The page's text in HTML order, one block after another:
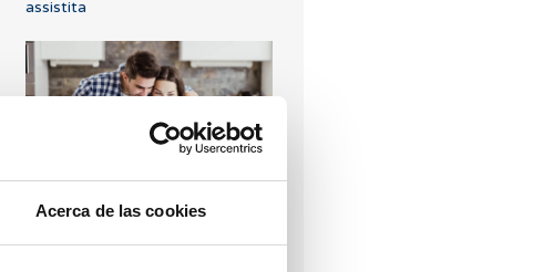
Acerca de las cookies
assistita